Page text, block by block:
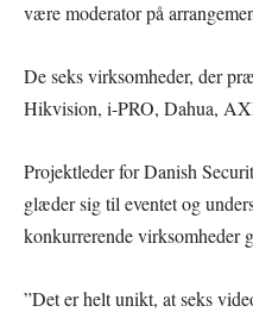
være moderator på
De seks virksomheder, der
Hikvision, i-PRO, Dahua,
Projektleder for Danish
glæder sig til eventet og
konkurrerende virksomheder
”Det er helt unikt, at seks